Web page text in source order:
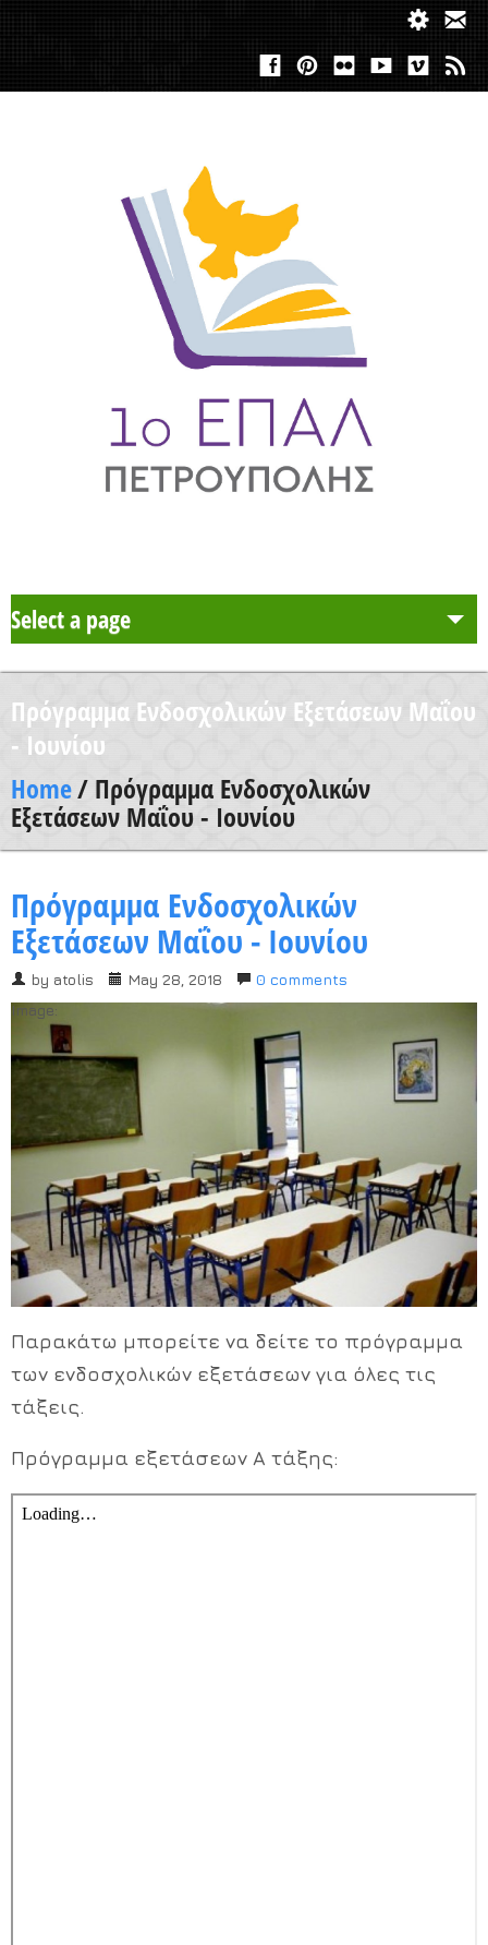
Select a page
Το Σχολείο μας
Δράση Μαθητείας
Καθηγητές
Ανακοινώσεις
Χρήσιμα Έντυπα
Πρόγραμμα Ενδοσχολικών Εξετάσεων Μαΐου
- Ιουνίου
Home/ Πρόγραμμα Ενδοσχολικών
Εξετάσεων Μαΐου - Ιουνίου
Πρόγραμμα Ενδοσχολικών
Εξετάσεων Μαΐου - Ιουνίου
by atolis May 28, 2018
0 comments
Image:
Παρακάτω μπορείτε να δείτε το πρόγραμμα
των ενδοσχολικών εξετάσεων για όλες τις
τάξεις.
Πρόγραμμα εξετάσεων Α τάξης: